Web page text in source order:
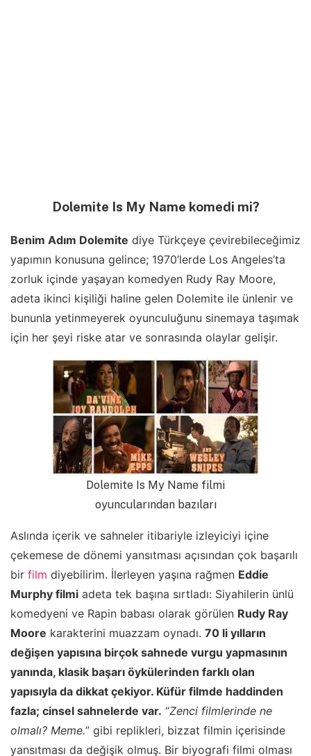
Dolemite Is My Name komedi mi?
Benim Adım Dolemite diye Türkçeye çevirebileceğimiz
yapımın konusuna gelince; 1970’lerde Los Angeles’ta
zorluk içinde yaşayan komedyen Rudy Ray Moore,
adeta ikinci kişiliği haline gelen Dolemite ile ünlenir ve
bununla yetinmeyerek oyunculuğunu sinemaya taşımak
için her şeyi riske atar ve sonrasında olaylar gelişir.
Dolemite Is My Name filmi
oyuncularından bazıları
Aslında içerik ve sahneler itibariyle izleyiciyi içine
çekemese de dönemi yansıtması açısından çok başarılı
bir film diyebilirim. İlerleyen yaşına rağmen Eddie
Murphy filmi adeta tek başına sırtladı: Siyahilerin ünlü
komedyeni ve Rapin babası olarak görülen Rudy Ray
Moore karakterini muazzam oynadı. 70 li yılların
değişen yapısına birçok sahnede vurgu yapmasının
yanında, klasik başarı öykülerinden farklı olan
yapısıyla da dikkat çekiyor. Küfür filmde haddinden
fazla; cinsel sahnelerde var. “Zenci filmlerinde ne
olmalı? Meme.” gibi replikleri, bizzat filmin içerisinde
yansıtması da değişik olmuş. Bir biyografi filmi olması